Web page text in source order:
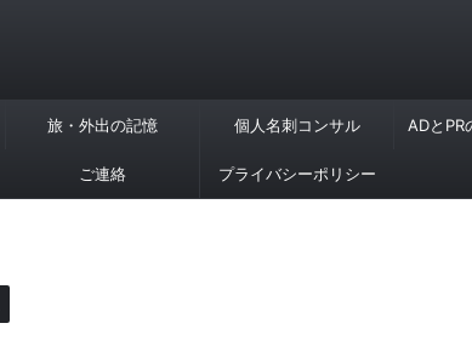
旅・外出の記憶 個人名刺コンサル ADとPR
ご連絡 プライバシーポリシー